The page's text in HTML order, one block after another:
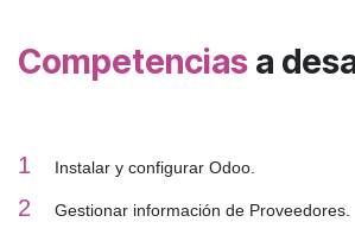
Competencias a
1 Instalar y configurar Odoo.
2 Gestionar información de Proveedores.